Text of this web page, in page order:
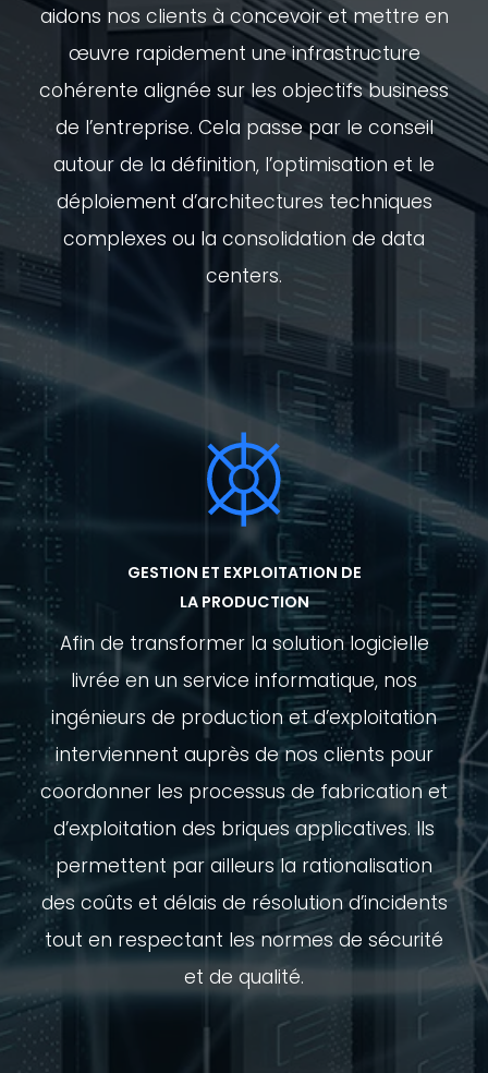
aidons nos clients à concevoir et mettre en
œuvre rapidement une infrastructure
cohérente alignée sur les objectifs business
de l’entreprise. Cela passe par le conseil
autour de la définition, l’optimisation et le
déploiement d’architectures techniques
complexes ou la consolidation de data
centers.
GESTION ET EXPLOITATION DE
LA PRODUCTION
Afin de transformer la solution logicielle
livrée en un service informatique, nos
ingénieurs de production et d’exploitation
interviennent auprès de nos clients pour
coordonner les processus de fabrication et
d’exploitation des briques applicatives. Ils
permettent par ailleurs la rationalisation
des coûts et délais de résolution d’incidents
tout en respectant les normes de sécurité
et de qualité.